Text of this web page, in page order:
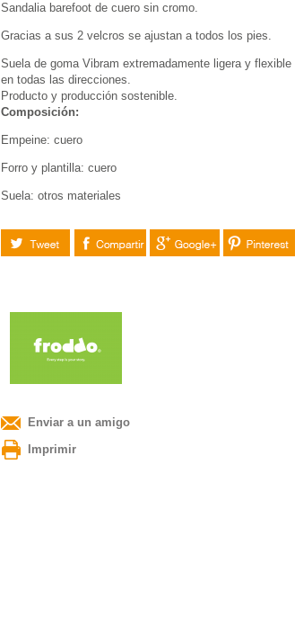
Sandalia barefoot de cuero sin cromo.
Gracias a sus 2 velcros se ajustan a todos los pies.
Suela de goma Vibram extremadamente ligera y flexible
en todas las direcciones.
Producto y producción sostenible.
Composición:
Empeine: cuero
Forro y plantilla: cuero
Suela: otros materiales
Tuitear Compartir Google+ Pinterest
Enviar a un amigo
Imprimir